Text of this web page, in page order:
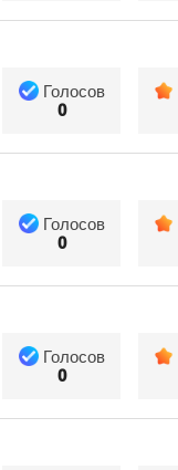
Голосов
0
Голосов
0
Голосов
0